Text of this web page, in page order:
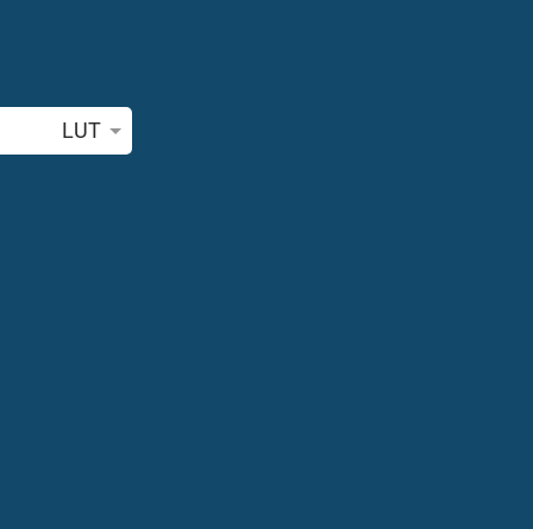
Bibelstelle oder Begriff suchen
LUT